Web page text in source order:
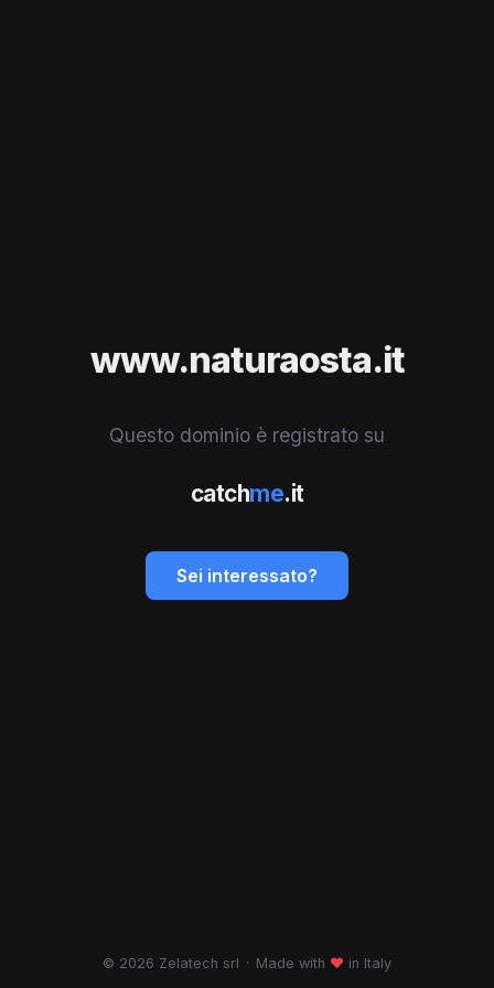
www.naturaosta.it
Questo dominio è registrato su
catchme.it
Sei interessato?
© 2026 Zelatech srl · Made with ♥ in Italy